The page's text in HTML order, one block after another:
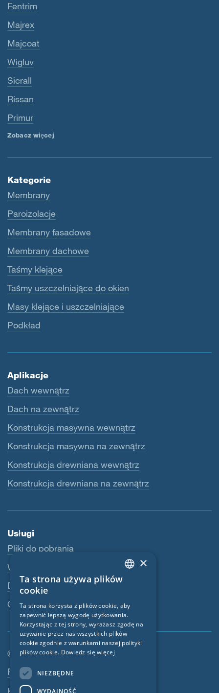
Fentrim
Majrex
Majcoat
Wigluv
Sicrall
Rissan
Primur
Zobacz więcej
Kategorie
Membrany
Paroizolacje
Membrany fasadowe
Membrany dachowe
Taśmy klejące
Taśmy uszczelniające do okien
Masy klejące i uszczelniające
Podkład
Aplikacje
Dach wewnątrz
Dach na zewnątrz
Konstrukcja masywna wewnątrz
Konstrukcja masywna na zewnątrz
Konstrukcja drewniana wewnątrz
Konstrukcja drewniana na zewnątrz
Usługi
Pliki do pobrania
Webshop
Dealerzy
Osoba kontaktowa
© SIGA 2026
Nawigacja w stopce
Praca
ENGLISH
FRENCH
CZECH
ITALIAN
×
Ta strona używa plików
cookie
Ta strona korzysta z plików cookie, aby
zapewnić lepszą wygodę użytkowania.
Korzystając z tej strony, wyrażasz zgodę na
używanie przez nas wszystkich plików
cookie zgodnie z warunkami naszej polityki
plików cookie. Dowiedz się więcej
NIEZBĘDNE
WYDAJNOŚĆ